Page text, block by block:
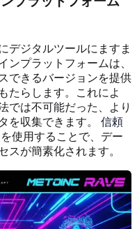
デジタルツールにますま
ンプラットフォームは、
できるバージョンを提供
たらします。これによ
では不可能だった、より
を収集できます。 信頼
を使用することで、デー
スが簡素化されます。